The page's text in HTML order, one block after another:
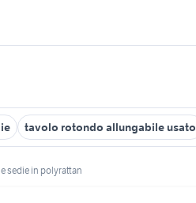
tavolo rotondo allungabile usato
sedie in polyrattan